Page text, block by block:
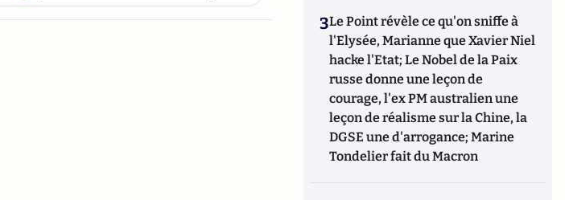
3Le Point révèle ce qu'on sniffe à
l'Elysée, Marianne que Xavier Niel
hacke l'Etat; Le Nobel de la Paix
russe donne une leçon de
courage, l'ex PM australien une
leçon de réalisme sur la Chine, la
DGSE une d'arrogance; Marine
Tondelier fait du Macron